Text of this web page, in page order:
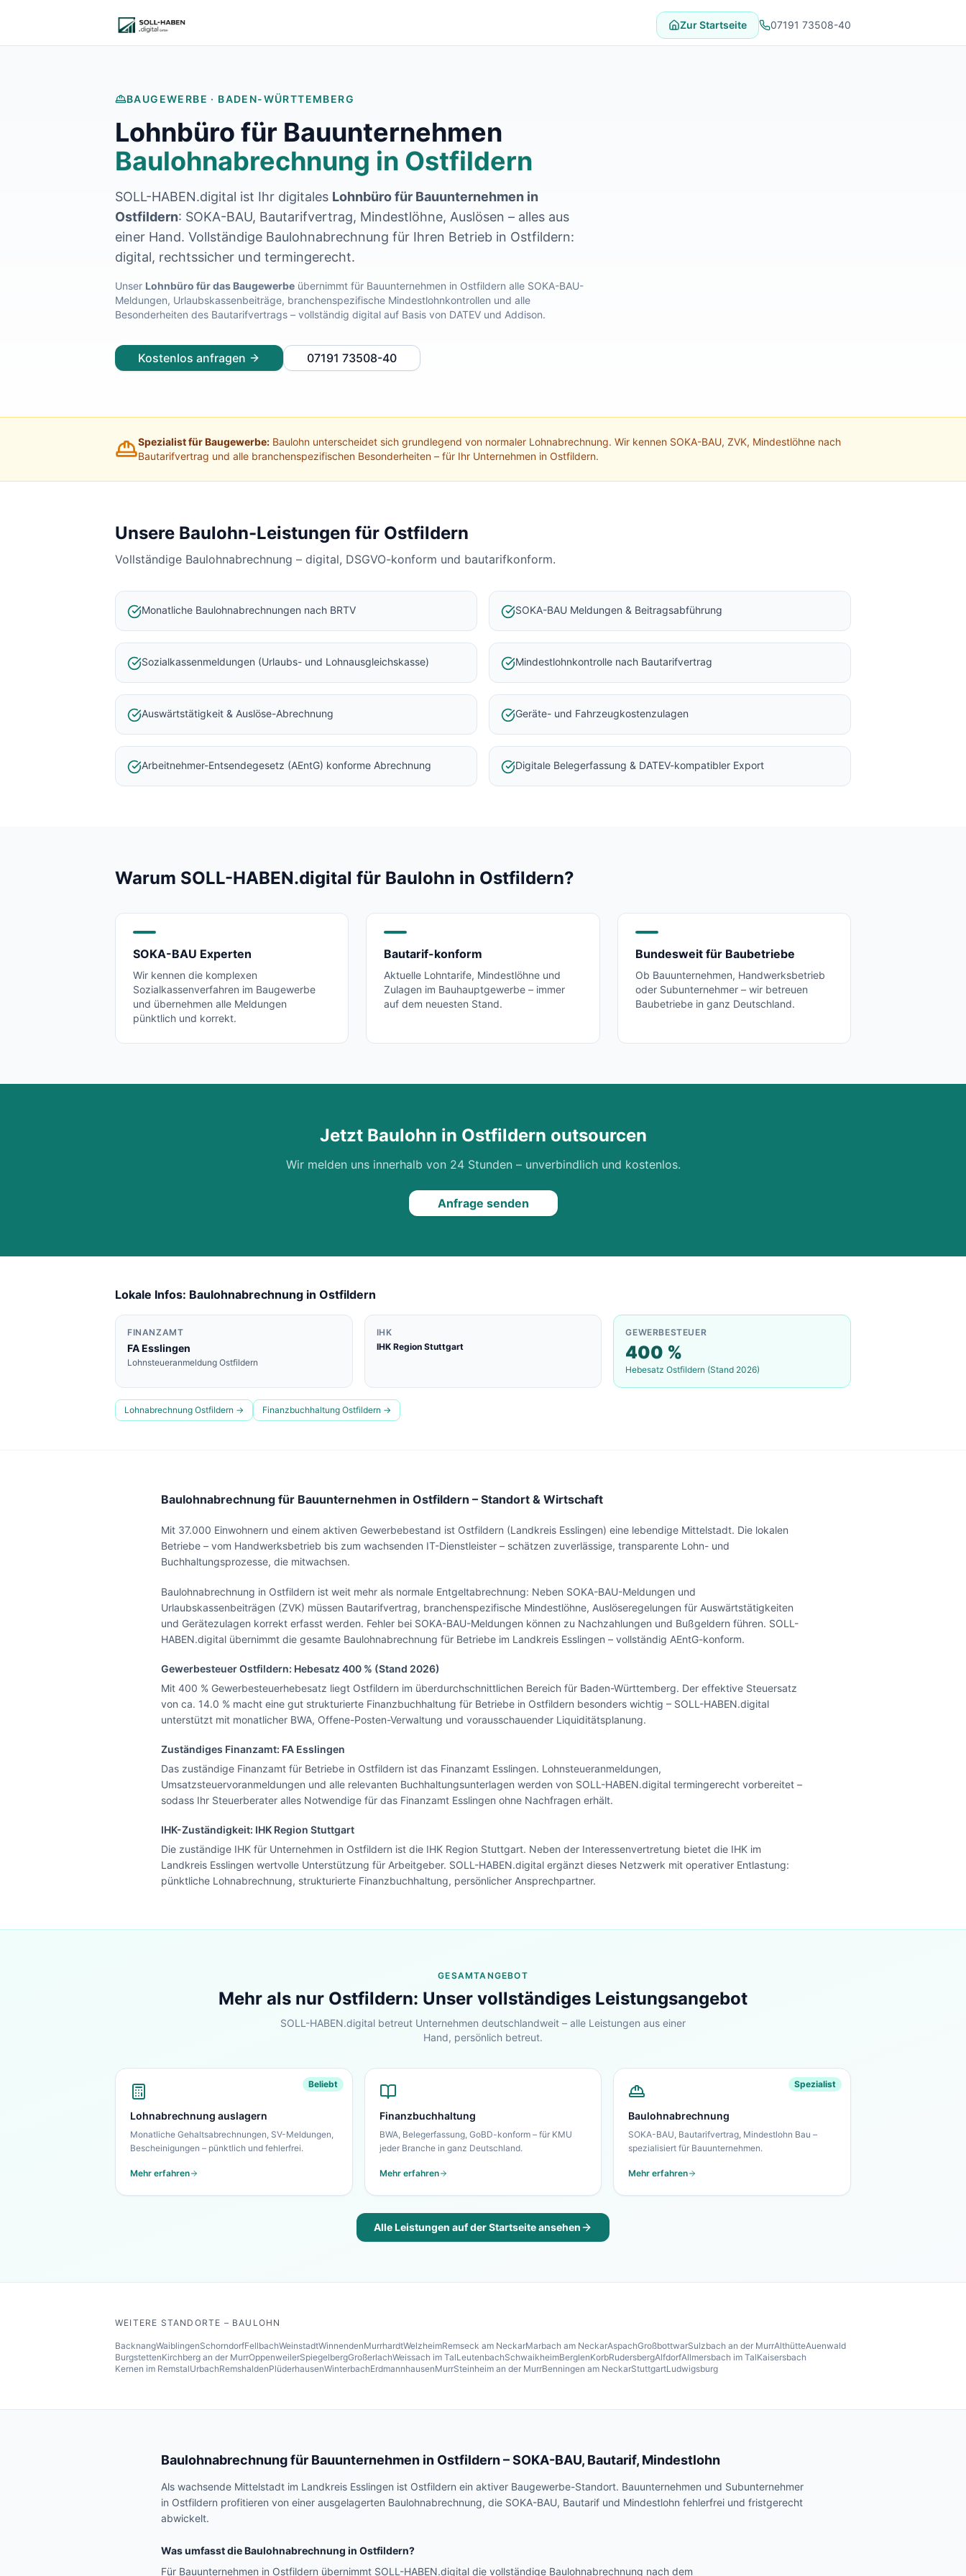
Zur Startseite 07191 73508-40
BAUGEWERBE · BADEN-WÜRTTEMBERG
Lohnbüro für Bauunternehmen
Baulohnabrechnung in Ostfildern
SOLL-HABEN.digital ist Ihr digitales Lohnbüro für Bauunternehmen in
Ostfildern: SOKA-BAU, Bautarifvertrag, Mindestlöhne, Auslösen – alles aus
einer Hand. Vollständige Baulohnabrechnung für Ihren Betrieb in Ostfildern:
digital, rechtssicher und termingerecht.
Unser Lohnbüro für das Baugewerbe übernimmt für Bauunternehmen in Ostfildern alle SOKA-BAU-
Meldungen, Urlaubskassenbeiträge, branchenspezifische Mindestlohnkontrollen und alle
Besonderheiten des Bautarifvertrags – vollständig digital auf Basis von DATEV und Addison.
Kostenlos anfragen 07191 73508-40
Spezialist für Baugewerbe: Baulohn unterscheidet sich grundlegend von normaler Lohnabrechnung. Wir kennen SOKA-BAU, ZVK, Mindestlöhne nach
Bautarifvertrag und alle branchenspezifischen Besonderheiten – für Ihr Unternehmen in Ostfildern.
Unsere Baulohn-Leistungen für Ostfildern
Vollständige Baulohnabrechnung – digital, DSGVO-konform und bautarifkonform.
Monatliche Baulohnabrechnungen nach BRTV SOKA-BAU Meldungen & Beitragsabführung
Sozialkassenmeldungen (Urlaubs- und Lohnausgleichskasse) Mindestlohnkontrolle nach Bautarifvertrag
Auswärtstätigkeit & Auslöse-Abrechnung Geräte- und Fahrzeugkostenzulagen
Arbeitnehmer-Entsendegesetz (AEntG) konforme Abrechnung Digitale Belegerfassung & DATEV-kompatibler Export
Warum SOLL-HABEN.digital für Baulohn in Ostfildern?
SOKA-BAU Experten
Wir kennen die komplexen
Sozialkassenverfahren im Baugewerbe
und übernehmen alle Meldungen
pünktlich und korrekt.
Bautarif-konform
Aktuelle Lohntarife, Mindestlöhne und
Zulagen im Bauhauptgewerbe – immer
auf dem neuesten Stand.
Bundesweit für Baubetriebe
Ob Bauunternehmen, Handwerksbetrieb
oder Subunternehmer – wir betreuen
Baubetriebe in ganz Deutschland.
Jetzt Baulohn in Ostfildern outsourcen
Wir melden uns innerhalb von 24 Stunden – unverbindlich und kostenlos.
Anfrage senden
Lokale Infos: Baulohnabrechnung in Ostfildern
FINANZAMT
FAEsslingen
Lohnsteueranmeldung Ostfildern
IHK
IHK Region Stuttgart
GEWERBESTEUER
400 %
HebesatzOstfildern (Stand 2026)
Lohnabrechnung Ostfildern → Finanzbuchhaltung Ostfildern →
Baulohnabrechnung für Bauunternehmen in Ostfildern – Standort & Wirtschaft
Mit 37.000 Einwohnern und einem aktiven Gewerbebestand ist Ostfildern (Landkreis Esslingen) eine lebendige Mittelstadt. Die lokalen
Betriebe – vom Handwerksbetrieb bis zum wachsenden IT-Dienstleister – schätzen zuverlässige, transparente Lohn- und
Buchhaltungsprozesse, die mitwachsen.
Baulohnabrechnung in Ostfildern ist weit mehr als normale Entgeltabrechnung: Neben SOKA-BAU-Meldungen und
Urlaubskassenbeiträgen (ZVK) müssen Bautarifvertrag, branchenspezifische Mindestlöhne, Auslöseregelungen für Auswärtstätigkeiten
und Gerätezulagen korrekt erfasst werden. Fehler bei SOKA-BAU-Meldungen können zu Nachzahlungen und Bußgeldern führen. SOLL-
HABEN.digital übernimmt die gesamte Baulohnabrechnung für Betriebe im Landkreis Esslingen – vollständig AEntG-konform.
GewerbesteuerOstfildern: Hebesatz 400 % (Stand 2026)
Mit 400 % Gewerbesteuerhebesatz liegt Ostfildern im überdurchschnittlichen Bereich für Baden-Württemberg. Der effektive Steuersatz
von ca. 14.0 % macht eine gut strukturierte Finanzbuchhaltung für Betriebe in Ostfildern besonders wichtig – SOLL-HABEN.digital
unterstützt mit monatlicher BWA, Offene-Posten-Verwaltung und vorausschauender Liquiditätsplanung.
Zuständiges Finanzamt: FA Esslingen
Das zuständige Finanzamt für Betriebe in Ostfildern ist das Finanzamt Esslingen. Lohnsteueranmeldungen,
Umsatzsteuervoranmeldungen und alle relevanten Buchhaltungsunterlagen werden von SOLL-HABEN.digital termingerecht vorbereitet –
sodass Ihr Steuerberater alles Notwendige für das Finanzamt Esslingen ohne Nachfragen erhält.
IHK-Zuständigkeit: IHK Region Stuttgart
Die zuständige IHK für Unternehmen in Ostfildern ist die IHK Region Stuttgart. Neben der Interessenvertretung bietet die IHK im
Landkreis Esslingen wertvolle Unterstützung für Arbeitgeber. SOLL-HABEN.digital ergänzt dieses Netzwerk mit operativer Entlastung:
pünktliche Lohnabrechnung, strukturierte Finanzbuchhaltung, persönlicher Ansprechpartner.
GESAMTANGEBOT
Mehr als nur Ostfildern: Unser vollständiges Leistungsangebot
SOLL-HABEN.digital betreut Unternehmen deutschlandweit – alle Leistungen aus einer
Hand, persönlich betreut.
Beliebt
Lohnabrechnung auslagern
Monatliche Gehaltsabrechnungen, SV-Meldungen,
Bescheinigungen – pünktlich und fehlerfrei.
Mehr erfahren
Finanzbuchhaltung
BWA, Belegerfassung, GoBD-konform – für KMU
jeder Branche in ganz Deutschland.
Mehr erfahren
Spezialist
Baulohnabrechnung
SOKA-BAU, Bautarifvertrag, Mindestlohn Bau –
spezialisiert für Bauunternehmen.
Mehr erfahren
Alle Leistungen auf der Startseite ansehen
WEITERE STANDORTE – BAULOHN
BacknangWaiblingenSchorndorfFellbachWeinstadtWinnendenMurrhardtWelzheimRemseck am NeckarMarbach am NeckarAspachGroßbottwarSulzbach an der MurrAlthütteAuenwald
BurgstettenKirchberg an der MurrOppenweilerSpiegelbergGroßerlachWeissach im TalLeutenbachSchwaikheimBerglenKorbRudersbergAlfdorfAllmersbach im TalKaisersbach
Kernen im RemstalUrbachRemshaldenPlüderhausenWinterbachErdmannhausenMurrSteinheim an der MurrBenningen am NeckarStuttgartLudwigsburg
Baulohnabrechnung für Bauunternehmen in Ostfildern– SOKA-BAU, Bautarif, Mindestlohn
Als wachsende Mittelstadt im Landkreis Esslingen ist Ostfildern ein aktiver Baugewerbe-Standort. Bauunternehmen und Subunternehmer
in Ostfildern profitieren von einer ausgelagerten Baulohnabrechnung, die SOKA-BAU, Bautarif und Mindestlohn fehlerfrei und fristgerecht
abwickelt.
Was umfasst die Baulohnabrechnung in Ostfildern?
Für Bauunternehmen in Ostfildern übernimmt SOLL-HABEN.digital die vollständige Baulohnabrechnung nach dem
Finanzbuchhaltung auslagern
E-Rechnung und Peppol
Lohnabrechnung Backnang
Lohnabrechnung Waiblingen
Lohnabrechnung Schorndorf
Lohnabrechnung Stuttgart
Lohnabrechnung Heilbronn
Lohnabrechnung Karlsruhe
Lohnabrechnung Mannheim
Lohnabrechnung Heidelberg
Lohnabrechnung Pforzheim
Lohnabrechnung Konstanz
Finanzbuchhaltung Stuttgart
Finanzbuchhaltung Heilbronn
Finanzbuchhaltung Karlsruhe
Finanzbuchhaltung Mannheim
Finanzbuchhaltung Heidelberg
Finanzbuchhaltung Ulm
Baulohnabrechnung Backnang
Baulohnabrechnung Stuttgart
Baulohnabrechnung Heilbronn
Baulohnabrechnung Karlsruhe